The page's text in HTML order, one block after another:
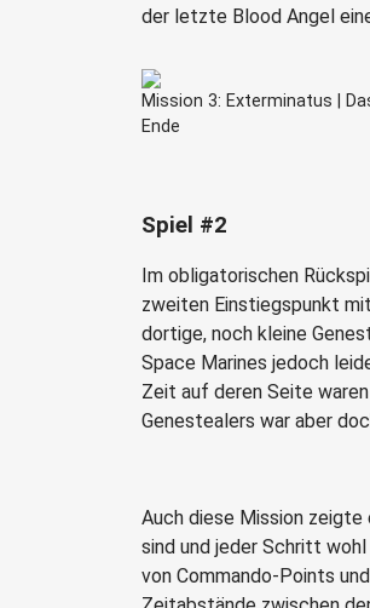
der letzte Blood Angel
Mission 3: Exterminatus |
Ende
Spiel #2
Im obligatorischen
zweiten Einstiegspunkt
dortige, noch kleine
Space Marines jedoch
Zeit auf deren Seite
Genestealers war aber
Auch diese Mission zeigte
sind und jeder Schritt
von Commando-Points